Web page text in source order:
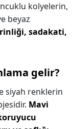
kolyelerin,
beyaz
sadakati,
gelir?
siyah renklerin
Mavi